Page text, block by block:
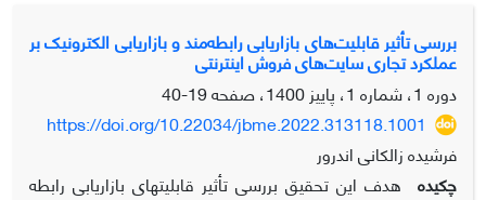
بررسی تأثیر قابلیت‌های بازاریابی رابطه‌مند و بازاریابی الکترونیک بر
عملکرد تجاری سایت‌های فروش اینترنتی
دوره 1، شماره 1، پاییز 1400، صفحه
19-40
https://doi.org/10.22034/jbme.2022.313118.1001
فرشیده زالکانی اندرور
چکیده هدف این تحقیق بررسی تأثیر قابلیتهای بازاریابی رابطه